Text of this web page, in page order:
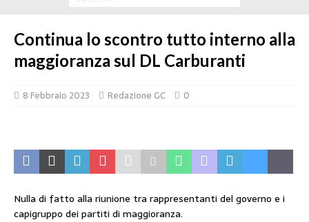
Continua lo scontro tutto interno alla
maggioranza sul DL Carburanti
8 Febbraio 2023 Redazione GC 0
Nulla di fatto alla riunione tra rappresentanti del governo e i
capigruppo dei partiti di maggioranza.